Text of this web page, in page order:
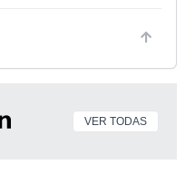
VER TODAS